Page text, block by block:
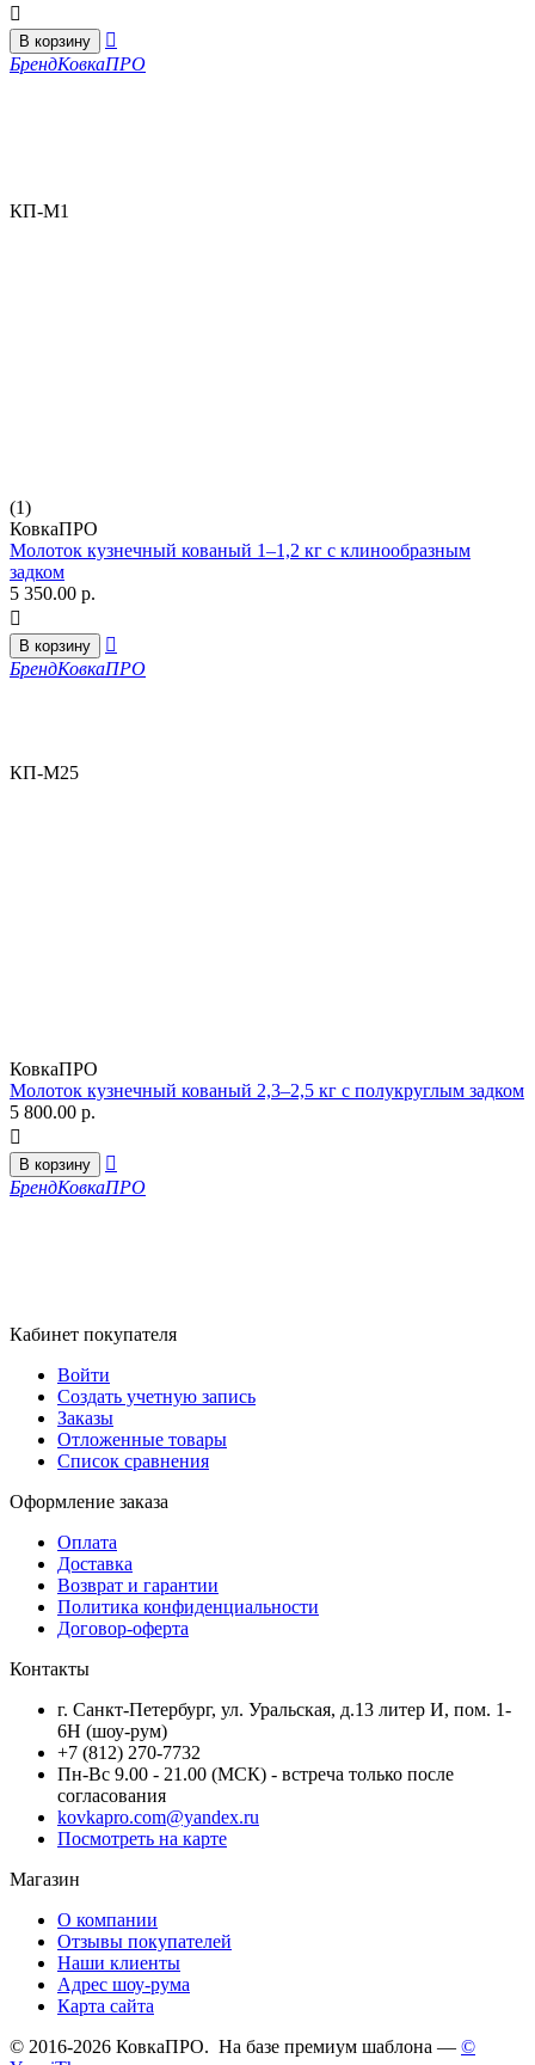

В корзину

БрендКовкаПРО
КП-М1
(1)
КовкаПРО
Молоток кузнечный кованый 1–1,2 кг с клинообразным
задком
5 350.00 р.

В корзину

БрендКовкаПРО
КП-М25
КовкаПРО
Молоток кузнечный кованый 2,3–2,5 кг с полукруглым задком
5 800.00 р.

В корзину

БрендКовкаПРО
Кабинет покупателя
Войти
Создать учетную запись
Заказы
Отложенные товары
Список сравнения
Оформление заказа
Оплата
Доставка
Возврат и гарантии
Политика конфиденциальности
Договор-оферта
Контакты
г. Санкт-Петербург, ул. Уральская, д.13 литер И, пом. 1-
6Н (шоу-рум)
+7 (812) 270-7732
Пн-Вс 9.00 - 21.00 (МСК) - встреча только после
согласования
kovkapro.com@yandex.ru
Посмотреть на карте
Магазин
О компании
Отзывы покупателей
Наши клиенты
Адрес шоу-рума
Карта сайта
© 2016-2026 КовкаПРО. На базе премиум шаблона — ©